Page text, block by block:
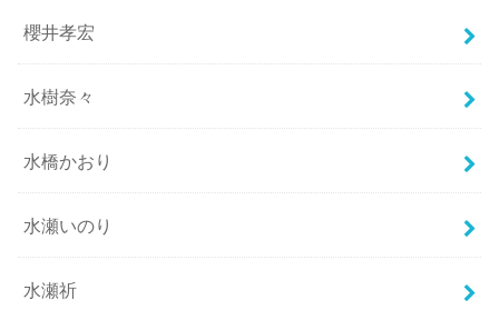
櫻井孝宏
水樹奈々
水橋かおり
水瀬いのり
水瀬祈